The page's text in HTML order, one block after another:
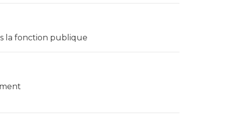
la fonction publique